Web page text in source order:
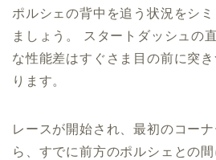
ポルシェの背中を追う状況をシ
ましょう。 スタートダッシュの
な性能差はすぐさま目の前に突
ります。
レースが開始され、最初のコー
ら、すでに前方のポルシェとの